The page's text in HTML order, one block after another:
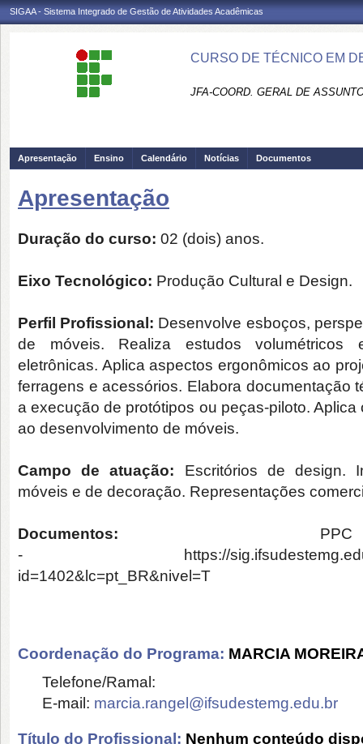
SIGAA - Sistema Integrado de Gestão de Atividades Acadêmicas
CURSO DE TÉCNICO EM
JFA-COORD. GERAL DE
Apresentação Ensino Calendário Notícias Documentos
Apresentação
Duração do curso: 02 (dois) anos.
Eixo Tecnológico: Produção Cultural e Design.
Perfil Profissional: Desenvolve esboços,
de móveis. Realiza estudos volumétricos
eletrônicas. Aplica aspectos ergonômicos ao
ferragens e acessórios. Elabora documentação
a execução de protótipos ou peças-piloto.
ao desenvolvimento de móveis.
Campo de atuação: Escritórios de design.
móveis e de decoração. Representações
Documentos:
-
https://
id=1402&lc=pt_BR&nivel=T
Coordenação do Programa: MARCIA
Telefone/Ramal:
E-mail: marcia.rangel@ifsudestemg.edu.br
Título do Profissional: Nenhum conteúdo